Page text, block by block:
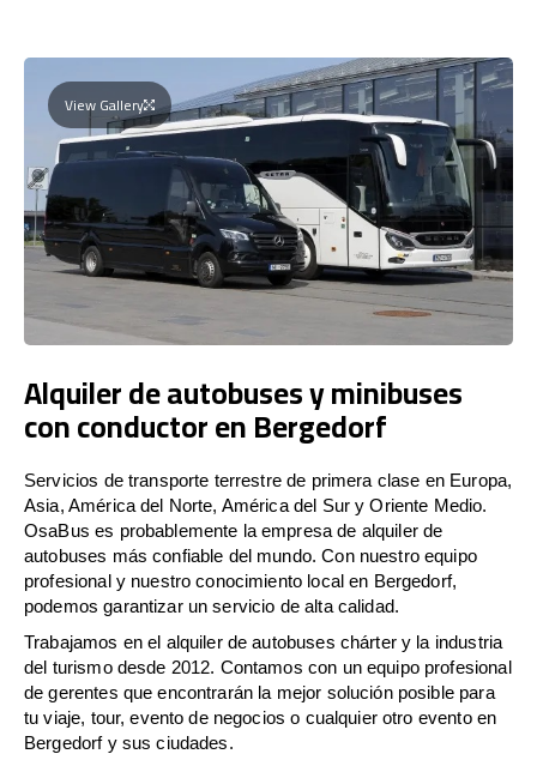
View Gallery
Alquiler de autobuses y minibuses
con conductor en Bergedorf
Servicios de transporte terrestre de primera clase en Europa,
Asia, América del Norte, América del Sur y Oriente Medio.
OsaBus es probablemente la empresa de alquiler de
autobuses más confiable del mundo. Con nuestro equipo
profesional y nuestro conocimiento local en Bergedorf,
podemos garantizar un servicio de alta calidad.
Trabajamos en el alquiler de autobuses chárter y la industria
del turismo desde 2012. Contamos con un equipo profesional
de gerentes que encontrarán la mejor solución posible para
tu viaje, tour, evento de negocios o cualquier otro evento en
Bergedorf y sus ciudades.